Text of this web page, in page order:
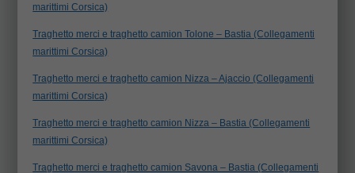
marittimi Corsica)
Traghetto merci e traghetto camion Tolone – Bastia (Collegamenti
marittimi Corsica)
Traghetto merci e traghetto camion Nizza – Ajaccio (Collegamenti
marittimi Corsica)
Traghetto merci e traghetto camion Nizza – Bastia (Collegamenti
marittimi Corsica)
Traghetto merci e traghetto camion Savona – Bastia (Collegamenti